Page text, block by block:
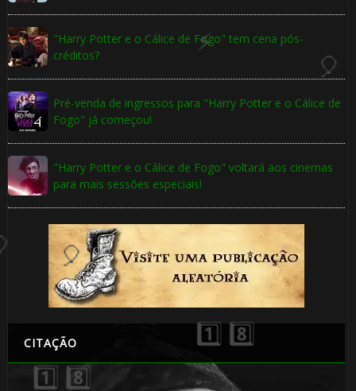
"Harry Potter e o Cálice de Fogo" tem cena pós-
créditos?
Pré-venda de ingressos para "Harry Potter e o Cálice de
Fogo" já começou!
"Harry Potter e o Cálice de Fogo" voltará aos cinemas
para mais sessões especiais!
CITAÇÃO 1️⃣ 8️⃣
🎂